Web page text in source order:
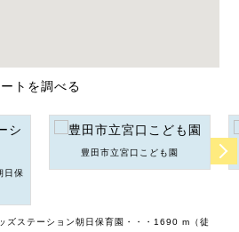
日保
豊田市立宮口こども園
ズステーション朝日保育園・・・1690 m（徒